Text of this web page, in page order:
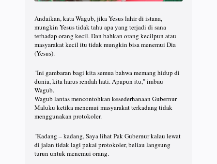
Andaikan, kata Wagub, jika Yesus lahir di istana,
mungkin Yesus tidak tahu apa yang terjadi di sana
terhadap orang kecil. Dan bahkan orang kecilpun atau
masyarakat kecil itu tidak mungkin bisa menemui Dia
(Yesus).
"Ini gambaran bagi kita semua bahwa memang hidup di
dunia, kita harus rendah hati. Apapun itu," imbau
Wagub.
Wagub lantas mencontohkan kesederhanaan Gubernur
Maluku ketika menemui masyarakat terkadang tidak
menggunakan protokoler.
"Kadang – kadang, Saya lihat Pak Gubernur kalau lewat
di jalan tidak lagi pakai protokoler, beliau langsung
turun untuk menemui orang.